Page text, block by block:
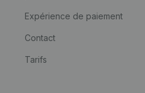
Expérience de paiement
Contact
Tarifs